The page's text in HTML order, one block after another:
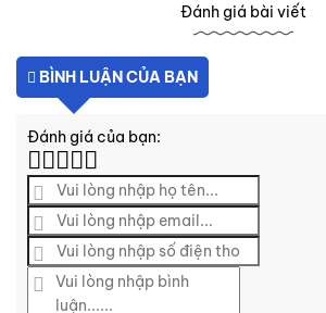
Đánh giá bài viết
BÌNH LUẬN CỦA BẠN
Đánh giá của bạn: